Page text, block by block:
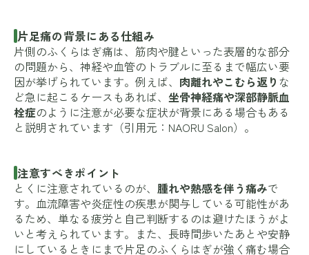
片足痛の背景にある仕組み
片側のふくらはぎ痛は、筋肉や腱といった表層的な部分
の問題から、神経や血管のトラブルに至るまで幅広い要
因が挙げられています。例えば、 肉離れやこむら返り な
ど急に起こるケースもあれば、 坐骨神経痛や深部静脈血
栓症のように注意が必要な症状が背景にある場合もある
と説明されています（引用元： NAORU Salon）。
注意すべきポイント
とくに注意されているのが、 腫れや熱感を伴う痛みで
す。血流障害や炎症性の疾患が関与している可能性があ
るため、単なる疲労と自己判断するのは避けたほうがよ
いと考えられています。また、長時間歩いたあとや安静
にしているときにまで片足のふくらはぎが強く痛む場合